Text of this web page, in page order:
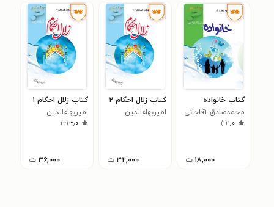
کتاب خانواده
محمدصادق آقاجانی
۱٫۰(۱)
۱۸,۰۰۰ ت
کتاب زلال احکام ۲
امیربهاءالدین
۳۲,۰۰۰ ت
کتاب زلال احکام ۱
امیربهاءالدین
اعلایی نژاد
۳٫۰(۲)
۳۶,۰۰۰ ت